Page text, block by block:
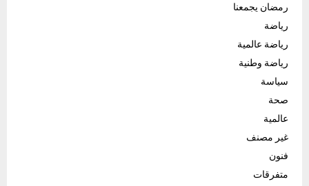
رمضان يجمعنا
رياضة
رياضة عالمية
رياضة وطنية
سياسة
صحة
عالمية
غير مصنف
فنون
متفرقات